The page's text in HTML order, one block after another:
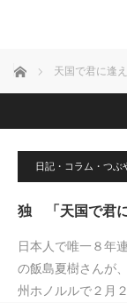
ホーム 天国で君に逢
日記・コラム・つぶ
独 「天国で君
日本人で唯一８年
の飯島夏樹さんが
州ホノルルで２月